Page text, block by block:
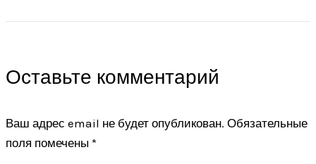
Оставьте комментарий
Ваш адрес email не будет опубликован. Обязательные
поля помечены *